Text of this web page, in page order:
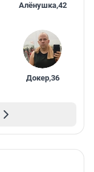
Алёнушка,42
Докер,36